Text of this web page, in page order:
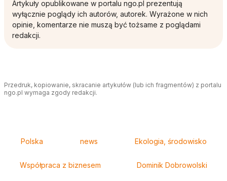
Artykuły opublikowane w portalu ngo.pl prezentują
wyłącznie poglądy ich autorów, autorek. Wyrażone w nich
opinie, komentarze nie muszą być tożsame z poglądami
redakcji.
Przedruk, kopiowanie, skracanie artykułów (lub ich fragmentów) z portalu
ngo.pl wymaga zgody redakcji.
Polska news Ekologia, środowisko
Współpraca z biznesem Dominik Dobrowolski